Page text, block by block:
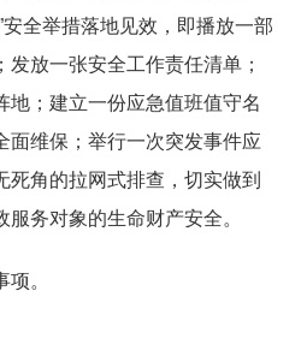
安全举措落地见效，即播放一部
放一张安全工作责任清单；
地；建立一份应急值班值守名
面维保；举行一次突发事件应
死角的拉网式排查，切实做到
务对象的生命财产安全。
。